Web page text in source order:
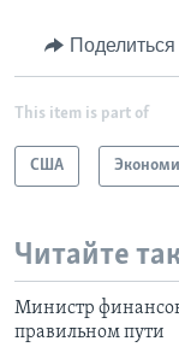
Поделиться
This item is part of
США
Читайте
Министр
правильном пути